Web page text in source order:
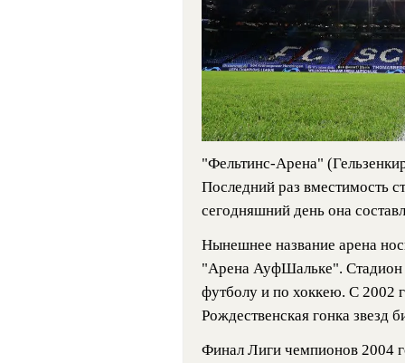
"Фельтинс-Арена"
Последний раз вместимость
сегодняшний день она
Нынешнее название арена
"Арена АуфШальке". Стадион
футболу и по хоккею. С 2002
Рождественская гонка звезд
Финал Лиги чемпионов 2004